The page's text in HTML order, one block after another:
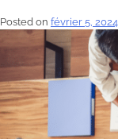
Posted on février 5, 2024